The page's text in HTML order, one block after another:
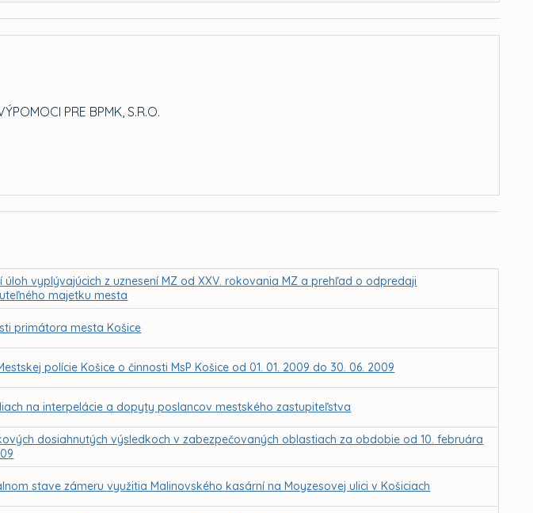
PRE BPMK, S.R.O.
úloh vyplývajúcich z uznesení MZ od XXV. rokovania MZ a prehľad o odpredaji
majetku mesta
primátora mesta Košice
polície Košice o činnosti MsP Košice od 01. 01. 2009 do 30. 06. 2009
na interpelácie a dopyty poslancov mestského zastupiteľstva
dosiahnutých výsledkoch v zabezpečovaných oblastiach za obdobie od 10. februára
stave zámeru využitia Malinovského kasární na Moyzesovej ulici v Košiciach